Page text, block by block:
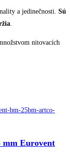
a jedinečnosti. Sú
nitovacích
mm Eurovent